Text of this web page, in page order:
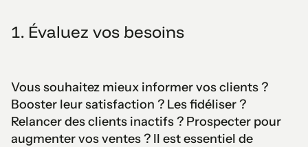
1. Évaluez vos besoins
Vous souhaitez mieux informer vos clients ?
Booster leur satisfaction ? Les fidéliser ?
Relancer des clients inactifs ? Prospecter pour
augmenter vos ventes ? Il est essentiel de